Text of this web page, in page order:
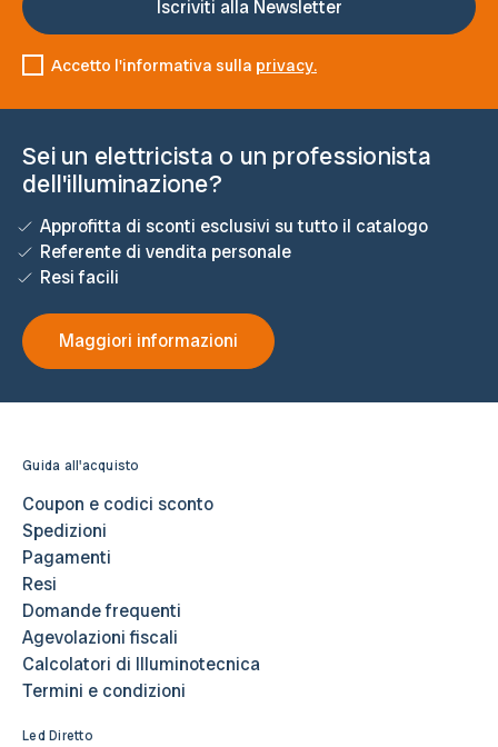
Accetto l'informativa sulla privacy.
Sei un elettricista o un professionista
dell'illuminazione?
Approfitta di sconti esclusivi su tutto il catalogo
Referente di vendita personale
Resi facili
Maggiori informazioni
Guida all'acquisto
Coupon e codici sconto
Spedizioni
Pagamenti
Resi
Domande frequenti
Agevolazioni fiscali
Calcolatori di Illuminotecnica
Termini e condizioni
Led Diretto